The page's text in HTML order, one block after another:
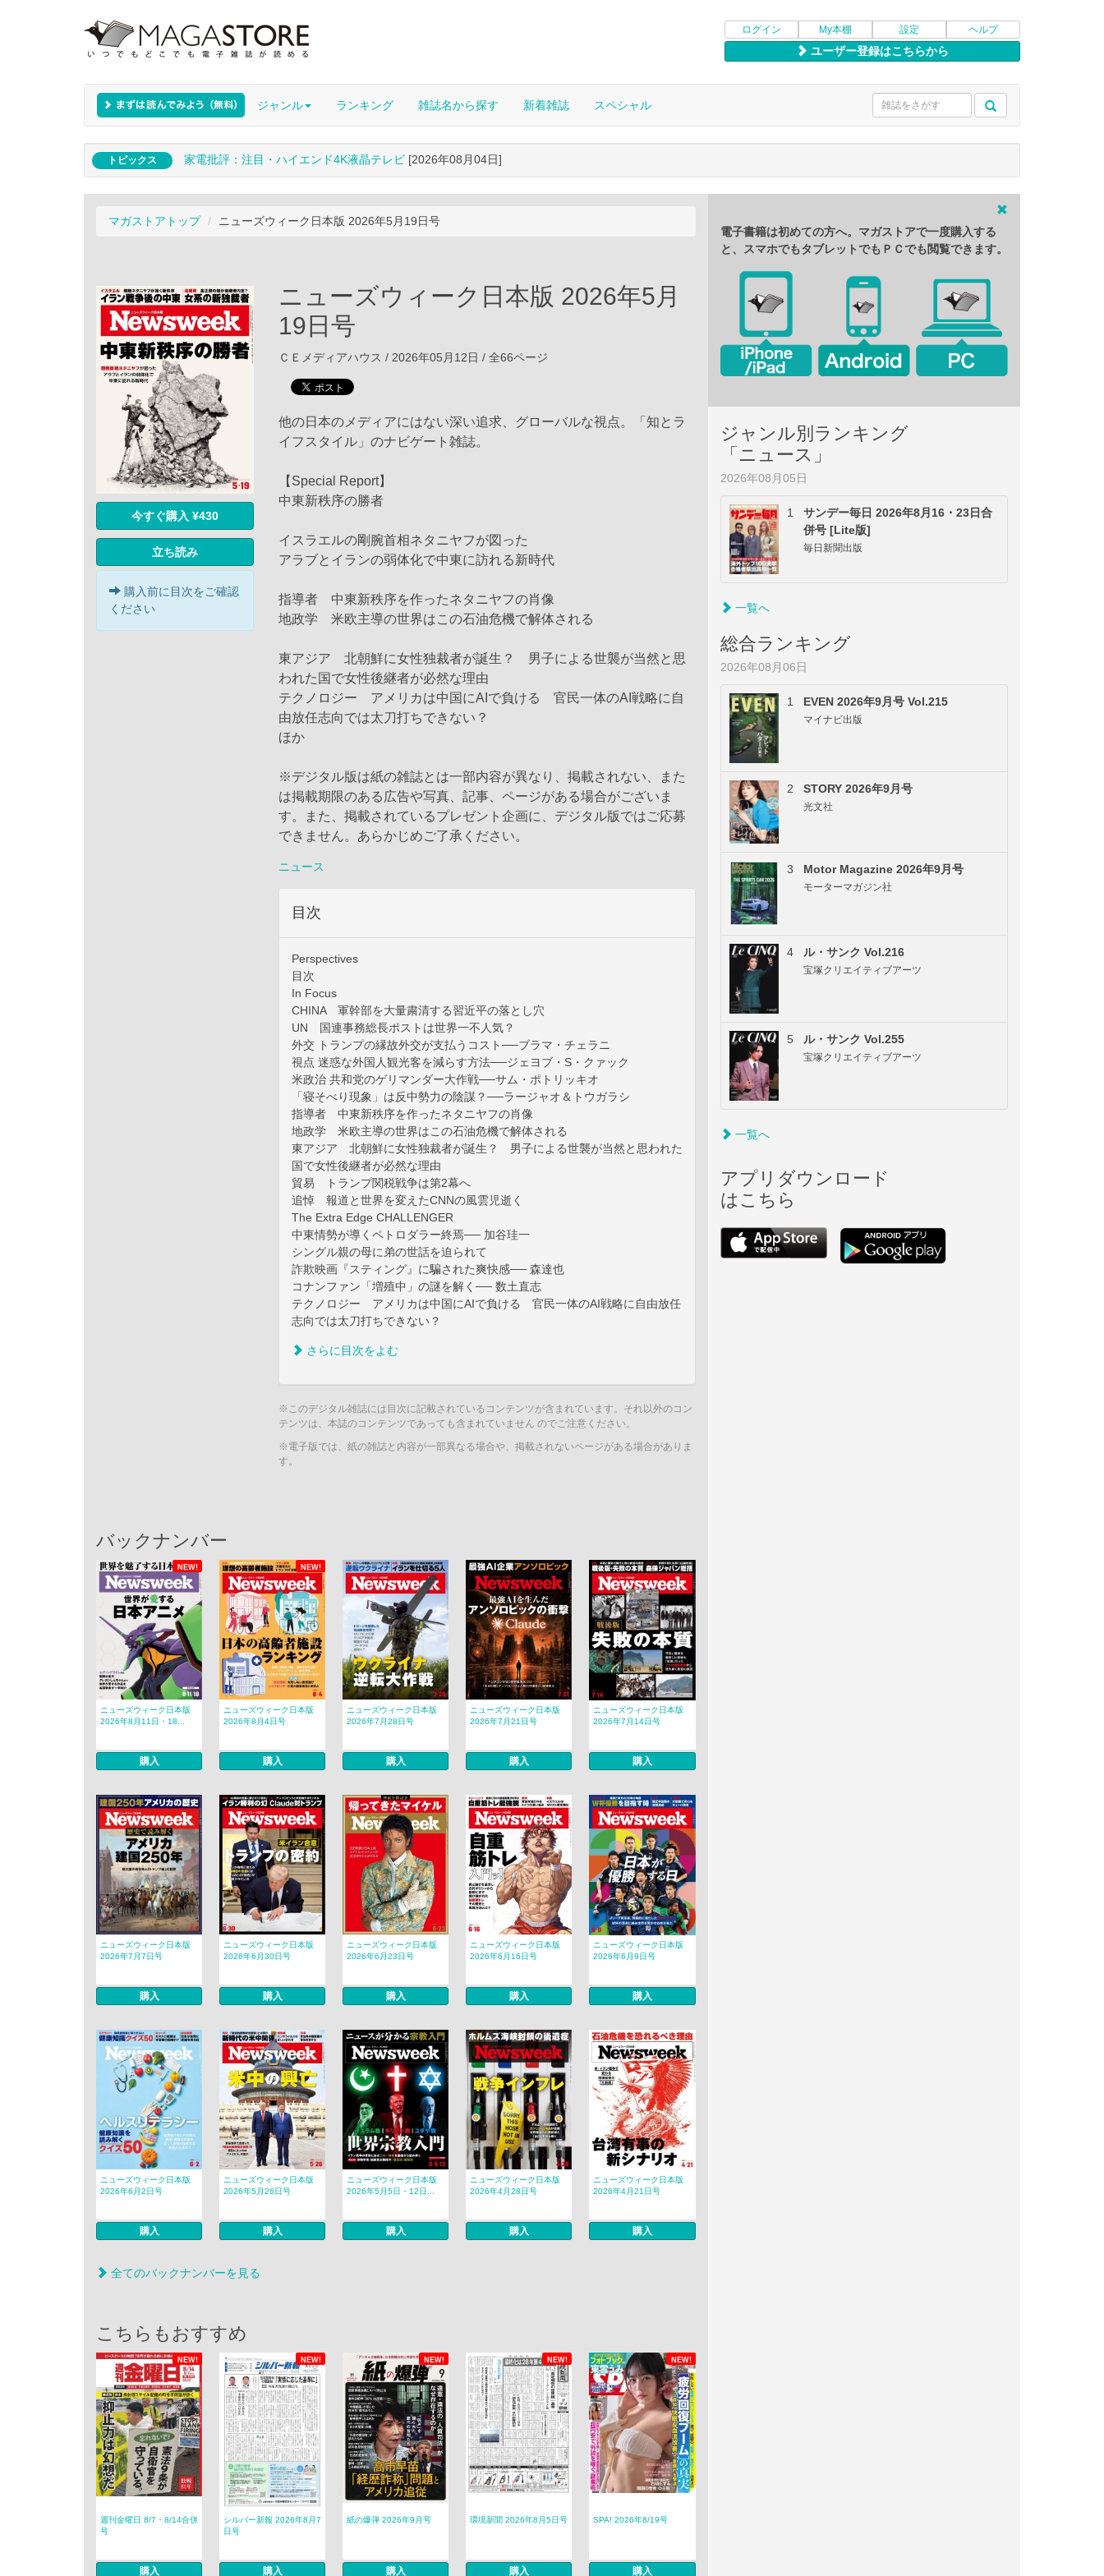
ログイン My本棚 設定 ヘルプ
ユーザー登録はこちらから
ジャンル ランキング 雑誌名から探す 新着雑誌 スペシャル
トピックス 家電批評：注目・ハイエンド4K液晶テレビ [2026年08月04日]
マガストアトップ ニューズウィーク日本版 2026年5月19日号
今すぐ購入 ¥430
立ち読み
購入前に目次をご確認
ください
ニューズウィーク日本版 2026年5月
19日号
ＣＥメディアハウス / 2026年05月12日 / 全66ページ
他の日本のメディアにはない深い追求、グローバルな視点。「知とラ
イフスタイル」のナビゲート雑誌。
【Special Report】
中東新秩序の勝者
イスラエルの剛腕首相ネタニヤフが図った
アラブとイランの弱体化で中東に訪れる新時代
指導者 中東新秩序を作ったネタニヤフの肖像
地政学 米欧主導の世界はこの石油危機で解体される
東アジア 北朝鮮に女性独裁者が誕生？ 男子による世襲が当然と思
われた国で女性後継者が必然な理由
テクノロジー アメリカは中国にAIで負ける 官民一体のAI戦略に自
由放任志向では太刀打ちできない？
ほか
※デジタル版は紙の雑誌とは一部内容が異なり、掲載されない、また
は掲載期限のある広告や写真、記事、ページがある場合がございま
す。また、掲載されているプレゼント企画に、デジタル版ではご応募
できません。あらかじめご了承ください。
ニュース
目次
Perspectives
目次
In Focus
CHINA 軍幹部を大量粛清する習近平の落とし穴
UN 国連事務総長ポストは世界一不人気？
外交 トランプの縁故外交が支払うコスト──ブラマ・チェラニ
視点 迷惑な外国人観光客を減らす方法──ジェヨブ・S・クァック
米政治 共和党のゲリマンダー大作戦──サム・ポトリッキオ
「寝そべり現象」は反中勢力の陰謀？──ラージャオ＆トウガラシ
指導者 中東新秩序を作ったネタニヤフの肖像
地政学 米欧主導の世界はこの石油危機で解体される
東アジア 北朝鮮に女性独裁者が誕生？ 男子による世襲が当然と思われた
国で女性後継者が必然な理由
貿易 トランプ関税戦争は第2幕へ
追悼 報道と世界を変えたCNNの風雲児逝く
The Extra Edge CHALLENGER
中東情勢が導くペトロダラー終焉── 加谷珪一
シングル親の母に弟の世話を迫られて
詐欺映画『スティング』に騙された爽快感── 森達也
コナンファン「増殖中」の謎を解く── 数土直志
テクノロジー アメリカは中国にAIで負ける 官民一体のAI戦略に自由放任
志向では太刀打ちできない？
さらに目次をよむ
※このデジタル雑誌には目次に記載されているコンテンツが含まれています。それ以外のコン
テンツは、本誌のコンテンツであっても含まれていません のでご注意ください。
※電子版では、紙の雑誌と内容が一部異なる場合や、掲載されないページがある場合がありま
す。
バックナンバー
NEW! NEW!
ニューズウィーク日本版
2026年8月11日・18...
購入
ニューズウィーク日本版
2026年8月4日号
購入
ニューズウィーク日本版
2026年7月28日号
購入
ニューズウィーク日本版
2026年7月21日号
購入
ニューズウィーク日本版
2026年7月14日号
購入
ニューズウィーク日本版
2026年7月7日号
購入
ニューズウィーク日本版
2026年6月30日号
購入
ニューズウィーク日本版
2026年6月23日号
購入
ニューズウィーク日本版
2026年6月16日号
購入
ニューズウィーク日本版
2026年6月9日号
購入
ニューズウィーク日本版
2026年6月2日号
購入
ニューズウィーク日本版
2026年5月26日号
購入
ニューズウィーク日本版
2026年5月5日・12日...
購入
ニューズウィーク日本版
2026年4月28日号
購入
ニューズウィーク日本版
2026年4月21日号
購入
全てのバックナンバーを見る
こちらもおすすめ
NEW! NEW! NEW! NEW! NEW!
週刊金曜日 8/7・8/14合併
号
購入
シルバー新報 2026年8月7
日号
購入
紙の爆弾 2026年9月号
購入
環境新聞 2026年8月5日号
購入
SPA! 2026年8/19号
購入
電子書籍は初めての方へ。マガストアで一度購入する
と、スマホでもタブレットでもＰＣでも閲覧できます。
ジャンル別ランキング
「ニュース」
2026年08月05日
1
サンデー毎日 2026年8月16・23日合
併号 [Lite版]
毎日新聞出版
一覧へ
総合ランキング
2026年08月06日
1 EVEN 2026年9月号 Vol.215
マイナビ出版
2 STORY 2026年9月号
光文社
3 Motor Magazine 2026年9月号
モーターマガジン社
4 ル・サンク Vol.216
宝塚クリエイティブアーツ
5 ル・サンク Vol.255
宝塚クリエイティブアーツ
一覧へ
アプリダウンロード
はこちら